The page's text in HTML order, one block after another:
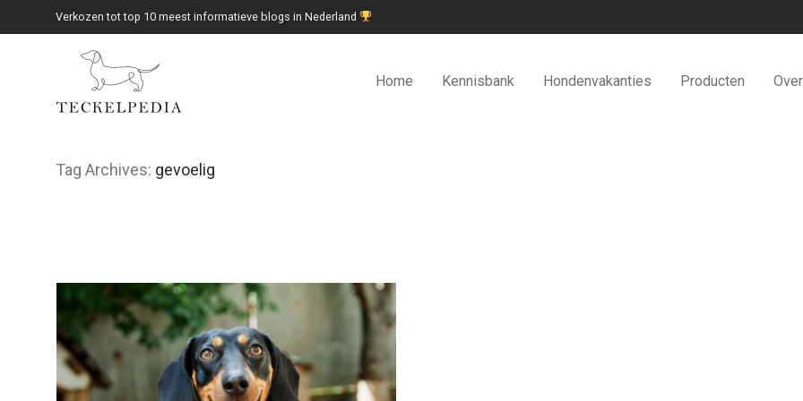
Verkozen tot top 10 meest informatieve blogs in Nederland
Home Kennisbank Hondenvakanties Producten
Tag Archives: gevoelig